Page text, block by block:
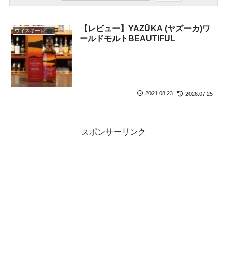
ウィスキーレビュー
【レビュー】YAZŪKA (ヤズーカ)ワ
ールドモルトBEAUTIFUL
2021.08.23 2026.07.25
スポンサーリンク